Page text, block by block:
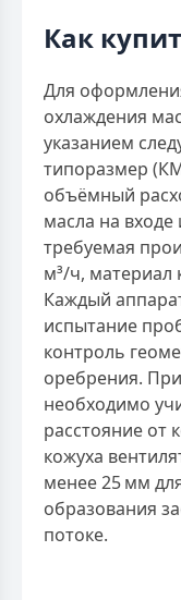
Как
Для
охлаждения
указанием
типоразмер
объёмный
масла на
требуемая
м³/ч, материал
Каждый
испытание
контроль
оребрения.
необходимо
расстояние от
кожуха
менее 25 мм
образования
потоке.